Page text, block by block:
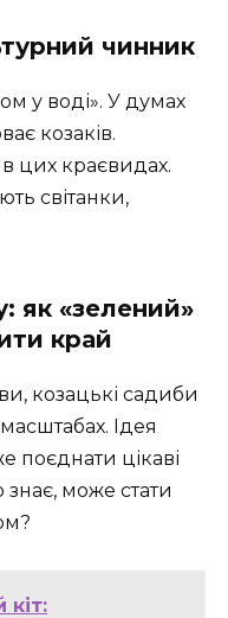
чинник
у воді». У думах
козаків.
цих краєвидах.
світанки,
як «зелений»
край
козацькі садиби
Ідея
поєднати цікаві
знає, може стати